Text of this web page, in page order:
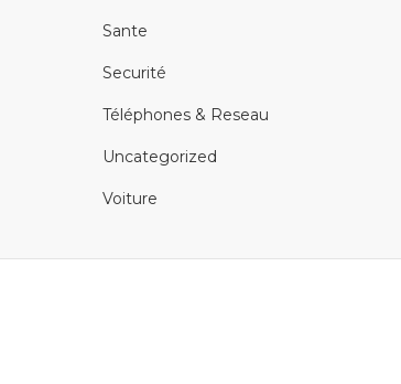
Sante
Securité
Téléphones & Reseau
Uncategorized
Voiture